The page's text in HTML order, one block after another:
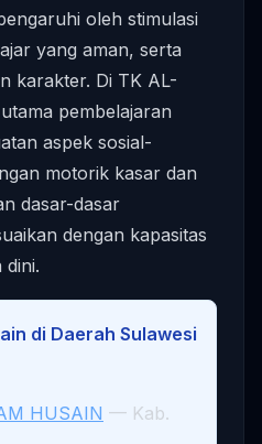
oleh stimulasi
yang aman, serta
karakter. Di TK AL-
pembelajaran
aspek sosial-
motorik kasar dan
dasar-dasar
dengan kapasitas
dini.
di Daerah Sulawesi
HUSAIN — Kab.